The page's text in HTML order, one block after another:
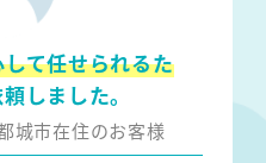
て任せられるた
しました。
城市在住のお客様